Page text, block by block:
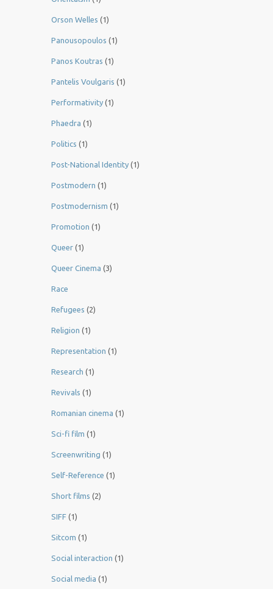
Orson Welles (1)
Panousopoulos (1)
Panos Koutras (1)
Pantelis Voulgaris (1)
Performativity (1)
Phaedra (1)
Politics (1)
Post-National Identity (1)
Postmodern (1)
Postmodernism (1)
Promotion (1)
Queer (1)
Queer Cinema (3)
Race
Refugees (2)
Religion (1)
Representation (1)
Research (1)
Revivals (1)
Romanian cinema (1)
Sci-fi film (1)
Screenwriting (1)
Self-Reference (1)
Short films (2)
SIFF (1)
Sitcom (1)
Social interaction (1)
Social media (1)